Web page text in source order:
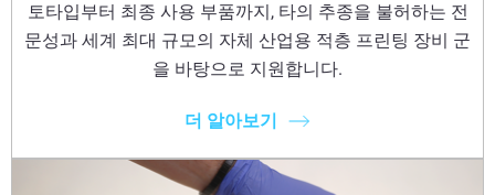
토타입부터 최종 사용 부품까지, 타의 추종을 불허하는 전
문성과 세계 최대 규모의 자체 산업용 적층 프린팅 장비 군
을 바탕으로 지원합니다.
더 알아보기